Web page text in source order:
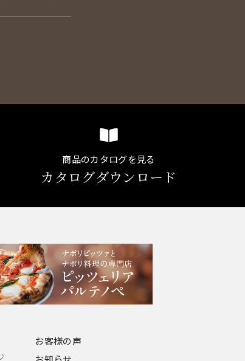
商品のカタログを見る
カタログダウンロード
お客様の声